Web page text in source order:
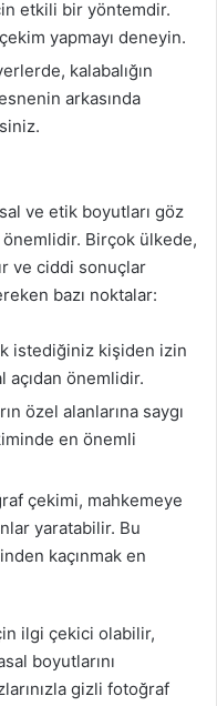
etkili bir yöntemdir.
yapmayı deneyin.
kalabalığın
arkasında
ve etik boyutları göz
Birçok ülkede,
ve ciddi sonuçlar
bazı noktalar:
istediğiniz kişiden izin
açıdan önemlidir.
özel alanlarına saygı
en önemli
çekimi, mahkemeye
yaratabilir. Bu
kaçınmak en
ilgi çekici olabilir,
boyutlarını
gizli fotoğraf